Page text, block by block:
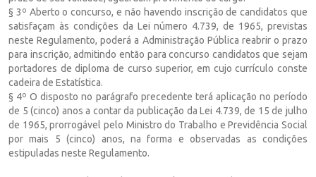
§ 3º Aberto o concurso, e não havendo inscrição de candidatos que
satisfaçam às condições da Lei número 4.739, de 1965, previstas
neste Regulamento, poderá a Administração Pública reabrir o prazo
para inscrição, admitindo então para concurso candidatos que sejam
portadores de diploma de curso superior, em cujo currículo conste
cadeira de Estatística.
§ 4º O disposto no parágrafo precedente terá aplicação no período
de 5 (cinco) anos a contar da publicação da Lei 4.739, de 15 de julho
de 1965, prorrogável pelo Ministro do Trabalho e Previdência Social
por mais 5 (cinco) anos, na forma e observadas as condições
estipuladas neste Regulamento.